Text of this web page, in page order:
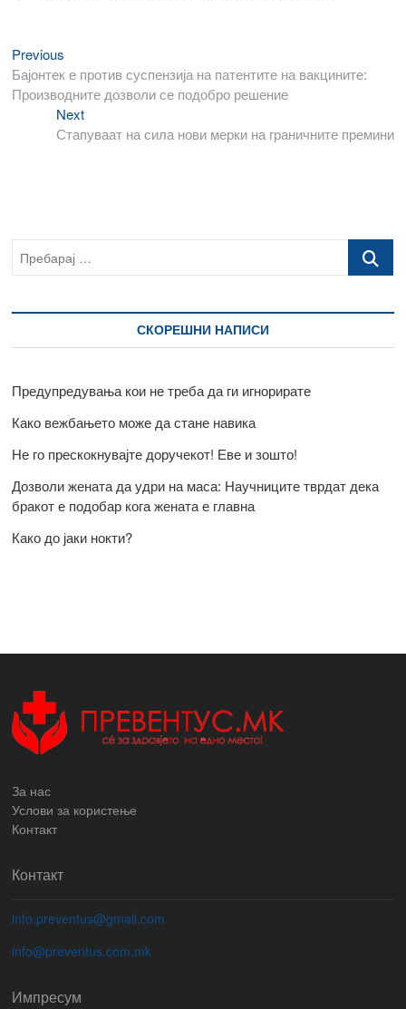
Навигација
на
напис
Previous
post:
Бајонтек е против суспензија на патентите на вакцините:
Производните дозволи се подобро решение
NextNext
post:
Стапуваат на сила нови мерки на граничните премини
Пребарај
СКОРЕШНИ НАПИСИ
Предупредувања кои не треба да ги игнорирате
Како вежбањето може да стане навика
Не го прескокнувајте доручекот! Еве и зошто!
Дозволи жената да удри на маса: Научниците тврдат дека
бракот е подобар кога жената е главна
Како до јаки нокти?
За нас
Услови за користење
Контакт
Контакт
info.preventus@gmail.com
info@preventus.com.mk
Импресум